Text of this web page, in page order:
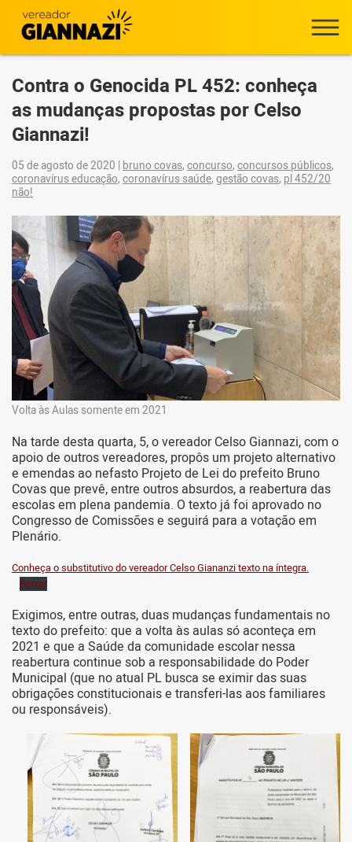
Contra o Genocida PL 452: conheça
as mudanças propostas por Celso
Giannazi!
05 de agosto de 2020 | bruno covas, concurso, concursos públicos,
coronavírus educação, coronavírus saúde, gestão covas, pl 452/20
não!
Volta às Aulas somente em 2021
Na tarde desta quarta, 5, o vereador Celso Giannazi, com o
apoio de outros vereadores, propôs um projeto alternativo
e emendas ao nefasto Projeto de Lei do prefeito Bruno
Covas que prevê, entre outros absurdos, a reabertura das
escolas em plena pandemia. O texto já foi aprovado no
Congresso de Comissões e seguirá para a votação em
Plenário.
Conheça o substitutivo do vereador Celso Giananzi texto na íntegra.
Baixar
Exigimos, entre outras, duas mudanças fundamentais no
texto do prefeito: que a volta às aulas só aconteça em
2021 e que a Saúde da comunidade escolar nessa
reabertura continue sob a responsabilidade do Poder
Municipal (que no atual PL busca se eximir das suas
obrigações constitucionais e transferi-las aos familiares
ou responsáveis).